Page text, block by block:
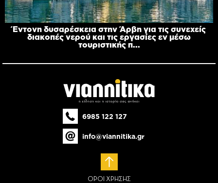
Έντονη δυσαρέσκεια στην Άρβη για τις συνεχείς
διακοπές νερού και τις εργασίες εν μέσω
τουριστικής π...
6985 122 127
info@viannitika.gr
ΟΡΟΙ ΧΡΗΣΗΣ